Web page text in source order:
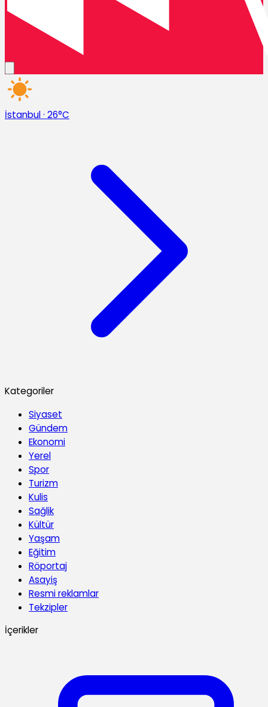
İstanbul· 26°C
Kategoriler
Siyaset
Gündem
Ekonomi
Yerel
Spor
Turizm
Kulis
Sağlik
Kültür
Yaşam
Eğitim
Röportaj
Asayiş
Resmi reklamlar
Tekzipler
İçerikler